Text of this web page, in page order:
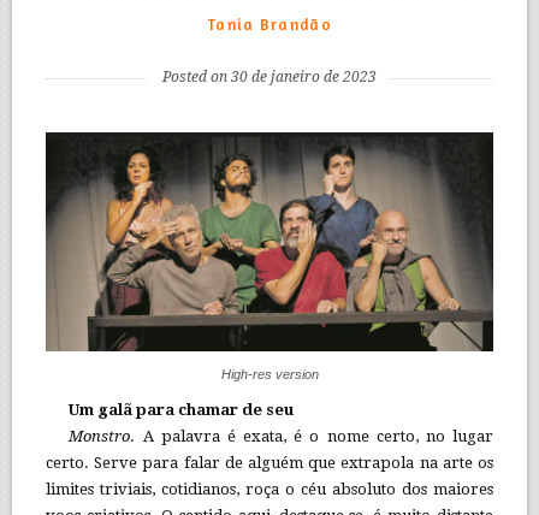
Tania Brandão
Posted on 30 de janeiro de 2023
High-res version
Um galã para chamar de seu
Monstro. A palavra é exata, é o nome certo, no lugar
certo. Serve para falar de alguém que extrapola na arte os
limites triviais, cotidianos, roça o céu absoluto dos maiores